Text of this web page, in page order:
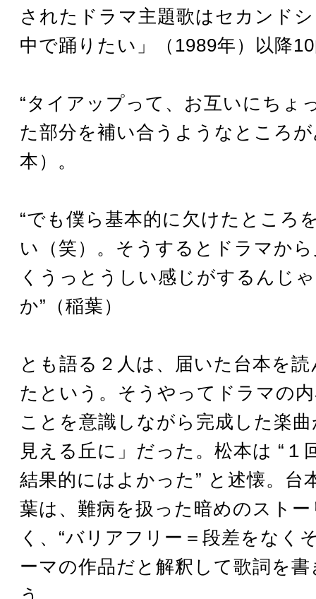
されたドラマ主題歌はセカンド
中で踊りたい」（1989年）以降
“タイアップって、お互いにちょ
た部分を補い合うようなところが
本）。
“でも僕ら基本的に欠けたところ
い（笑）。そうするとドラマか
くうっとうしい感じがするんじ
か”（稲葉）
とも語る２人は、届いた台本を
たという。そうやってドラマの
ことを意識しながら完成した楽
見える丘に」だった。松本は “１
結果的にはよかった” と述懐。台
葉は、難病を扱った暗めのスト
く、“バリアフリー＝段差をなく
ーマの作品だと解釈して歌詞を